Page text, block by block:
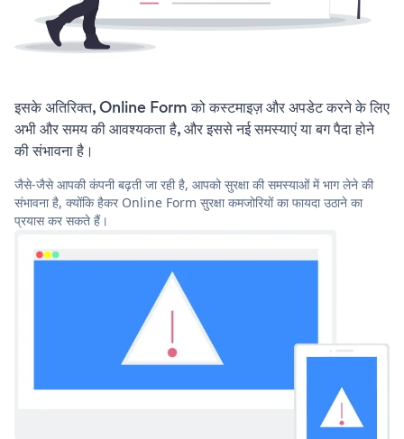
इसके अतिरिक्त, Online Form को कस्टमाइज़ और अपडेट करने के लिए
अभी और समय की आवश्यकता है, और इससे नई समस्याएं या बग पैदा होने
की संभावना है।
जैसे-जैसे आपकी कंपनी बढ़ती जा रही है, आपको सुरक्षा की समस्याओं में भाग लेने की
संभावना है, क्योंकि हैकर Online Form सुरक्षा कमजोरियों का फायदा उठाने का
प्रयास कर सकते हैं।